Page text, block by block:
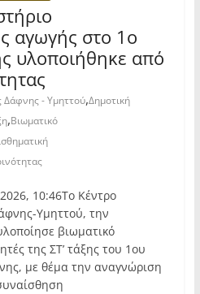
αγωγής στο 1ο
υλοποιήθηκε από
Δάφνης - Υμηττού,Δημοτική
,Βιωματικό
10:46Το Κέντρο
Υμηττού, την
βιωματικό
της ΣΤ’ τάξης του 1ου
με θέμα την αναγνώριση